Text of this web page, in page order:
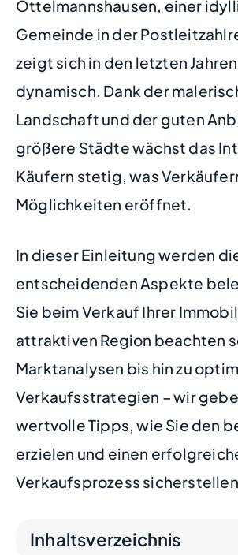
Ottelmannshausen, einer
Gemeinde in der
zeigt sich in den letzten
dynamisch. Dank der
Landschaft und der guten
größere Städte wächst das
Käufern stetig, was
Möglichkeiten eröffnet.
In dieser Einleitung werden
entscheidenden Aspekte
Sie beim Verkauf Ihrer
attraktiven Region beachten
Marktanalysen bis hin zu
Verkaufsstrategien – wir
wertvolle Tipps, wie Sie den
erzielen und einen
Verkaufsprozess
Inhaltsverzeichnis